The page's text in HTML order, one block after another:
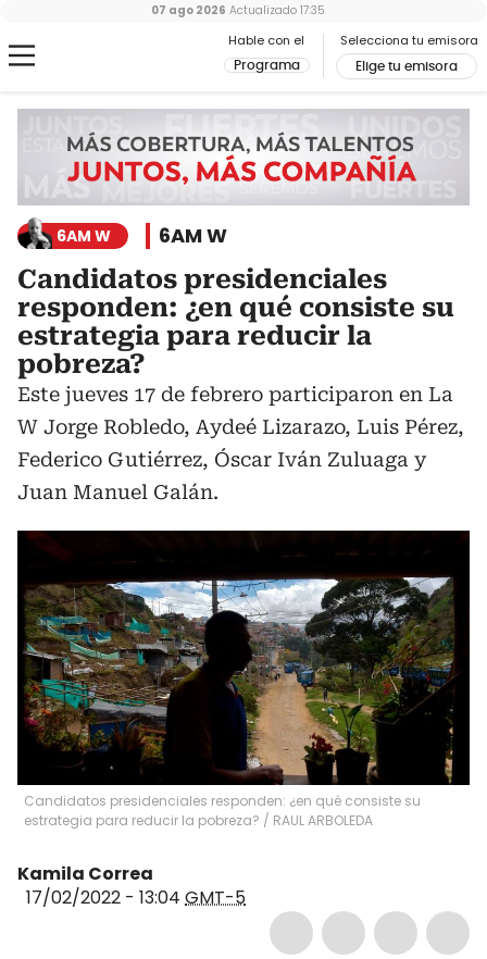
Hable con el
Programa
Selecciona tu emisora
Elige tu emisora
07 ago 2026 Actualizado 17:35
6AM W 6AM W
Candidatos presidenciales
responden: ¿en qué consiste su
estrategia para reducir la
pobreza?
Este jueves 17 de febrero participaron en La
W Jorge Robledo, Aydeé Lizarazo, Luis Pérez,
Federico Gutiérrez, Óscar Iván Zuluaga y
Juan Manuel Galán.
Candidatos presidenciales responden: ¿en qué consiste su
estrategia para reducir la pobreza? / RAUL ARBOLEDA
Kamila Correa
17/02/2022 - 13:04 GMT-5